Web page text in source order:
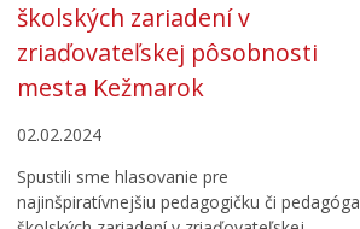
školských zariadení v
zriaďovateľskej pôsobnosti
mesta Kežmarok
02.02.2024
Spustili sme hlasovanie pre
najinšpiratívnejšiu pedagogičku či pedagóga